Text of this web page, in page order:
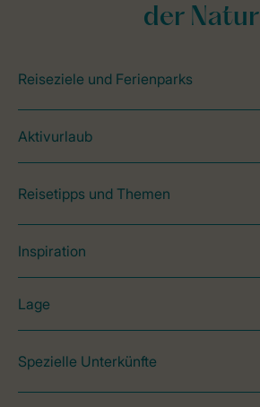
der Natur
Reiseziele und Ferienparks
Aktivurlaub
Reisetipps und Themen
Inspiration
Lage
Spezielle Unterkünfte